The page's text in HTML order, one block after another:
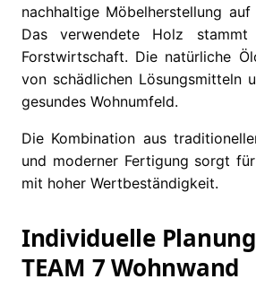
nachhaltige Möbelherstellung
Das verwendete Holz stammt
Forstwirtschaft. Die natürliche
von schädlichen Lösungsmitteln
gesundes Wohnumfeld.
Die Kombination aus
und moderner Fertigung sorgt
mit hoher Wertbeständigkeit.
Individuelle
TEAM 7 Wohnwand